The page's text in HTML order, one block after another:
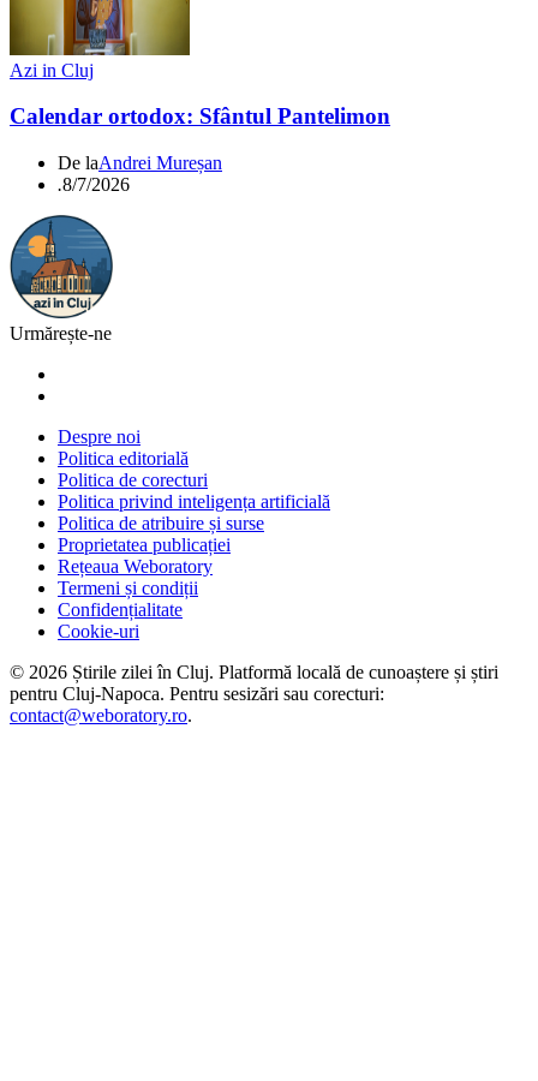
Azi in Cluj
Calendar ortodox: Sfântul Pantelimon
De laAndrei Mureșan
.8/7/2026
Urmărește-ne
Despre noi
Politica editorială
Politica de corecturi
Politica privind inteligența artificială
Politica de atribuire și surse
Proprietatea publicației
Rețeaua Weboratory
Termeni și condiții
Confidențialitate
Cookie-uri
© 2026 Știrile zilei în Cluj. Platformă locală de cunoaștere și știri
pentru Cluj-Napoca. Pentru sesizări sau corecturi:
contact@weboratory.ro.